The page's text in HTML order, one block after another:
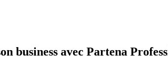
business avec Partena